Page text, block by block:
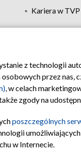
Kariera w TVP
Moje
z technologii
przez nas,
, w celach
zgody na
poszczególnych
w Internecie.